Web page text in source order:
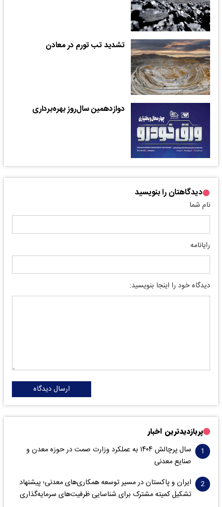
تشدید تب تورم در معادن
دوازدهمین سال‌روز بهره‌برداری
دیدگاهتان را بنویسید
نام شما
رایانامه
دیدگاه خود را اینجا بنویسید:
ارسال دیدگاه
پربازدیدترین اخبار
سال پرچالش ۱۴۰۴ به عملکرد وزارت صمت در حوزه معدن و
صنایع معدنی
ایران و پاکستان در مسیر توسعه همکاری‌های معدنی؛ پیشنهاد
تشکیل کمیته مشترک برای شناسایی ظرفیت‌های سرمایه‌گذاری